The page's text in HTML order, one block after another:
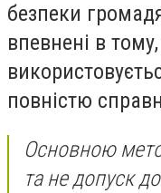
безпеки
впевнені в
повністю
Основною
та не допуск